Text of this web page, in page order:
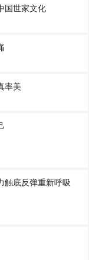
国世家文化
率美
触底反弹重新呼吸